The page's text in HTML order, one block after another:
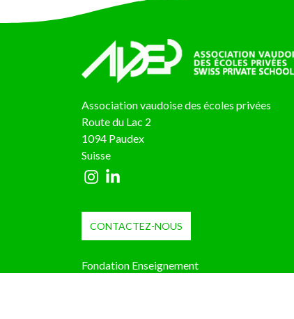
Association vaudoise des écoles privées
Route du Lac 2
1094 Paudex
Suisse
CONTACTEZ-NOUS
Fondation Enseignement